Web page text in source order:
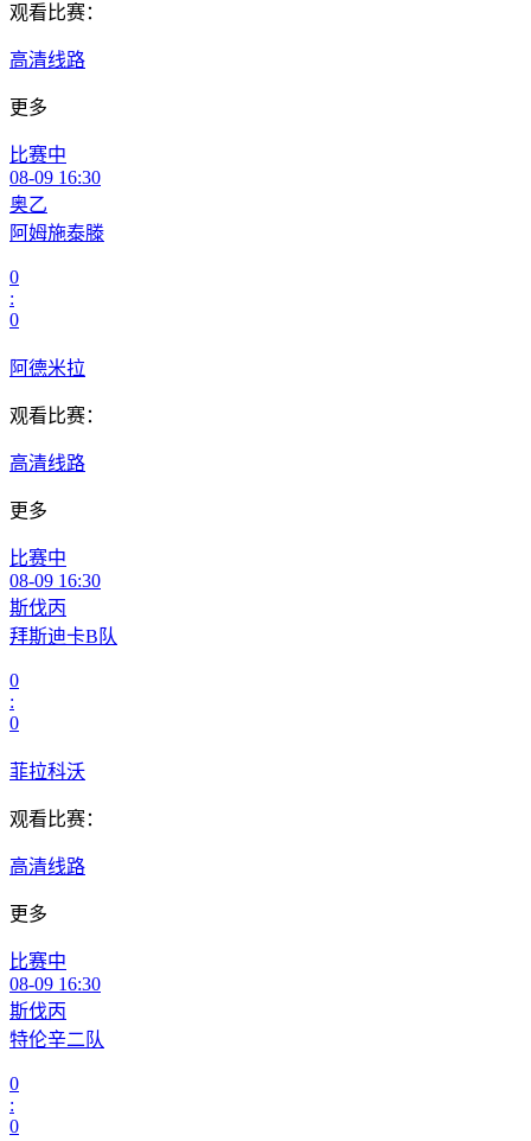
观看比赛：
高清线路
更多
比赛中
08-09 16:30
奥乙
阿姆施泰滕
0
:
0
阿德米拉
观看比赛：
高清线路
更多
比赛中
08-09 16:30
斯伐丙
拜斯迪卡B队
0
:
0
菲拉科沃
观看比赛：
高清线路
更多
比赛中
08-09 16:30
斯伐丙
特伦辛二队
0
:
0